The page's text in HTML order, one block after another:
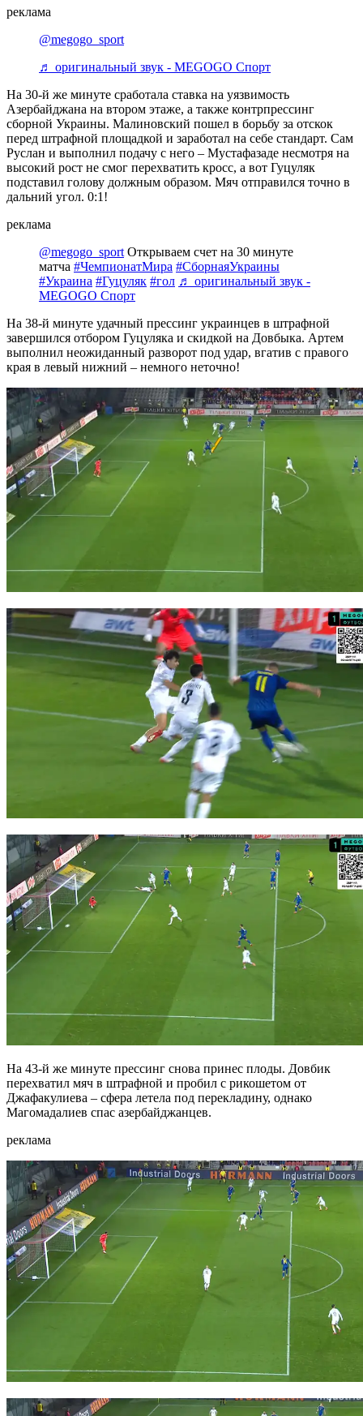
реклама
@megogo_sport
♬ оригинальный звук - MEGOGO Спорт
На 30-й же минуте сработала ставка на уязвимость
Азербайджана на втором этаже, а также контрпрессинг
сборной Украины. Малиновский пошел в борьбу за отскок
перед штрафной площадкой и заработал на себе стандарт. Сам
Руслан и выполнил подачу с него – Мустафазаде несмотря на
высокий рост не смог перехватить кросс, а вот Гуцуляк
подставил голову должным образом. Мяч отправился точно в
дальний угол. 0:1!
реклама
@megogo_sport Открываем счет на 30 минуте
матча #ЧемпионатМира #СборнаяУкраины
#Украина #Гуцуляк #гол ♬ оригинальный звук -
MEGOGO Спорт
На 38-й минуте удачный прессинг украинцев в штрафной
завершился отбором Гуцуляка и скидкой на Довбыка. Артем
выполнил неожиданный разворот под удар, вгатив с правого
края в левый нижний – немного неточно!
На 43-й же минуте прессинг снова принес плоды. Довбик
перехватил мяч в штрафной и пробил с рикошетом от
Джафакулиева – сфера летела под перекладину, однако
Магомадалиев спас азербайджанцев.
реклама